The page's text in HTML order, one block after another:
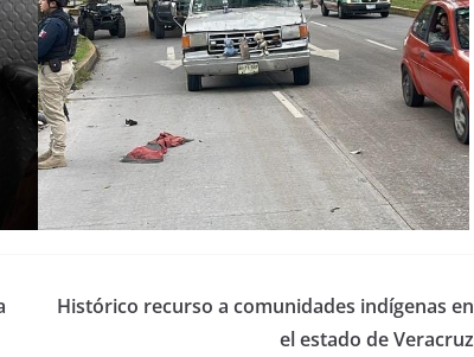
Histórico recurso a comunidades indígenas en
el estado de Veracruz